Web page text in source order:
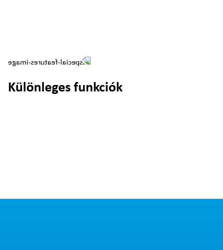
Különleges funkciók